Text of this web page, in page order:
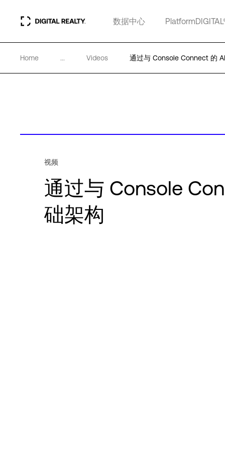
数据中心
Home ... Videos 通过与 Console Connect 的
视频
通过与 Console
础架构